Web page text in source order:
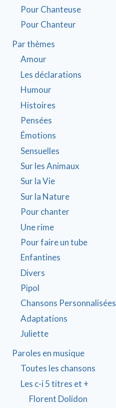
Pour Chanteuse
Pour Chanteur
Par thèmes
Amour
Les déclarations
Humour
Histoires
Pensées
Émotions
Sensuelles
Sur les Animaux
Sur la Vie
Sur la Nature
Pour chanter
Une rime
Pour faire un tube
Enfantines
Divers
Pipol
Chansons Personnalisées
Adaptations
Juliette
Paroles en musique
Toutes les chansons
Les c-i 5 titres et +
Florent Dolidon